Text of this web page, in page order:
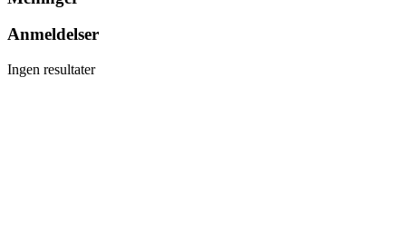
Anmeldelser
Ingen resultater